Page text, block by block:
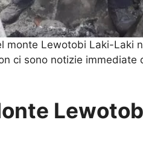
monte Lewotobi Laki-Laki
ci sono notizie immediate